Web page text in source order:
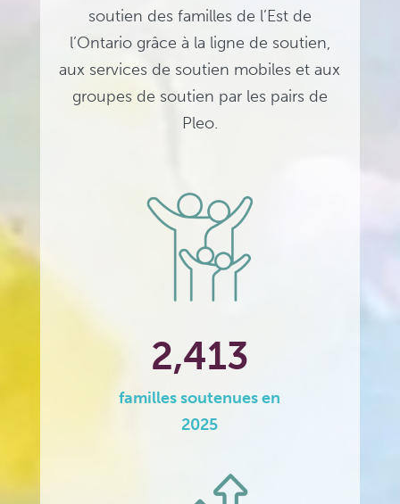
soutien des familles de l’Est de
l’Ontario grâce à la ligne de soutien,
aux services de soutien mobiles et aux
groupes de soutien par les pairs de
Pleo.
2,413
familles soutenues en
2025